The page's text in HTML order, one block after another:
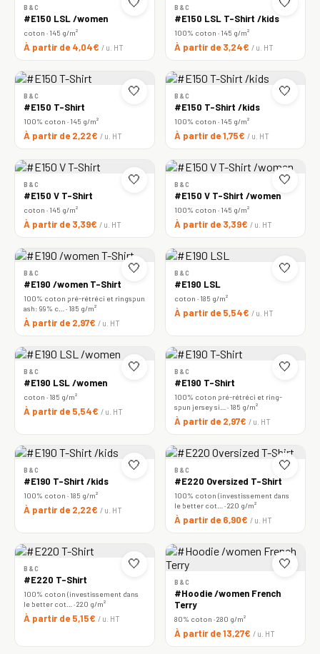
B&C
#E150 LSL /women
coton · 145 g/m²
À partir de 4,04€ / u. HT
B&C
#E150 LSL T-Shirt /kids
100% coton · 145 g/m²
À partir de 3,24€ / u. HT
🤍
B&C
#E150 T-Shirt
100% coton · 145 g/m²
À partir de 2,22€ / u. HT
🤍
B&C
#E150 T-Shirt /kids
100% coton · 145 g/m²
À partir de 1,75€ / u. HT
🤍
B&C
#E150 V T-Shirt
coton · 145 g/m²
À partir de 3,39€ / u. HT
🤍
B&C
#E150 V T-Shirt /women
100% coton · 145 g/m²
À partir de 3,39€ / u. HT
🤍
B&C
#E190 /women T-Shirt
100% coton pré-rétréci et ringspun
ash: 99% c… · 185 g/m²
À partir de 2,97€ / u. HT
🤍
B&C
#E190 LSL
coton · 185 g/m²
À partir de 5,54€ / u. HT
🤍
B&C
#E190 LSL /women
coton · 185 g/m²
À partir de 5,54€ / u. HT
🤍
B&C
#E190 T-Shirt
100% coton pré-rétréci et ring-
spun jersey si… · 185 g/m²
À partir de 2,97€ / u. HT
🤍
B&C
#E190 T-Shirt /kids
100% coton · 185 g/m²
À partir de 2,22€ / u. HT
🤍
B&C
#E220 Oversized T-Shirt
100% coton (investissement dans
le better cot… · 220 g/m²
À partir de 6,90€ / u. HT
🤍
B&C
#E220 T-Shirt
100% coton (investissement dans
le better cot… · 220 g/m²
À partir de 5,15€ / u. HT
🤍
B&C
#Hoodie /women French
Terry
80% coton · 280 g/m²
À partir de 13,27€ / u. HT